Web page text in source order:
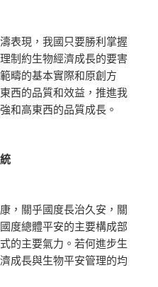
現，我國只要勝利掌握
制約生物經濟成長的要害
疇的基本實際和原創方
西的品質和效益，推進我
和高東西的品質成長。
關乎國度長治久安，關
度總體平安的主要構成部
的主要氣力。若何進步生
成長與生物平安管理的均